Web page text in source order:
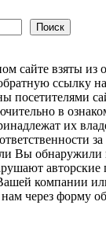
Поиск
сайте взяты из
ссылку
посетителями
в
их
Вы обнаружили
авторские
компании
через форму